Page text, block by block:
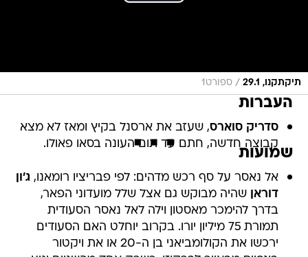
תיקתקנו, 29.1 / ספורט1
העברות
סדריק סוארס, שעזב את ארסנל בקיץ ומאז לא מצא
קבוצה חדשה, חתם עד תום העונה בסאו פאולו.
שמועות
אל נאסר על סף רכש מדהים: לפי פבריציו רומאנו, ג'ון
דוראן שהיה מבוקש גם אצל שלל מועדוני הפאר,
בדרך להימכר מאסטון וילה לאל נאסר הסעודית
תמורת 75 מיליון יורו. בקרוב יוחלט האם הסעודים
ירכשו את הקולומביאני בן ה-20 או את ויקטור